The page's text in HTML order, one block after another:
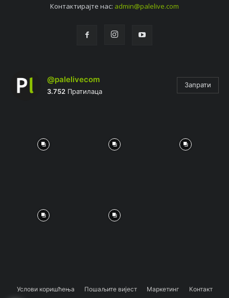
Контактирајтe нас: admin@palelive.com
@palelivecom
3.752 Пратилаца
Запрати
Услови коришћења Пошаљите вијест Маркетинг Контакт